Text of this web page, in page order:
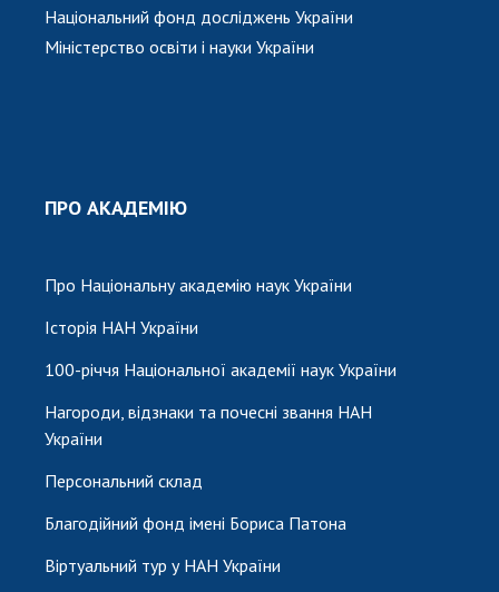
Національний фонд досліджень України
Міністерство освіти і науки України
ПРО АКАДЕМІЮ
Про Національну академію наук України
Історія НАН України
100-річчя Національної академії наук України
Нагороди, відзнаки та почесні звання НАН
України
Персональний склад
Благодійний фонд імені Бориса Патона
Віртуальний тур у НАН України